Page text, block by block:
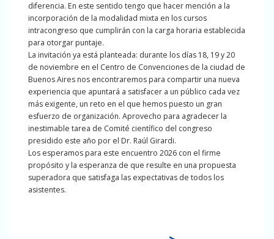
diferencia. En este sentido tengo que hacer mención a la
incorporación de la modalidad mixta en los cursos
intracongreso que cumplirán con la carga horaria establecida
para otorgar puntaje.
La invitación ya está planteada: durante los días 18, 19 y 20
de noviembre en el Centro de Convenciones de la ciudad de
Buenos Aires nos encontraremos para compartir una nueva
experiencia que apuntará a satisfacer a un público cada vez
más exigente, un reto en el que hemos puesto un gran
esfuerzo de organización. Aprovecho para agradecer la
inestimable tarea de Comité científico del congreso
presidido este año por el Dr. Raúl Girardi.
Los esperamos para este encuentro 2026 con el firme
propósito y la esperanza de que resulte en una propuesta
superadora que satisfaga las expectativas de todos los
asistentes.